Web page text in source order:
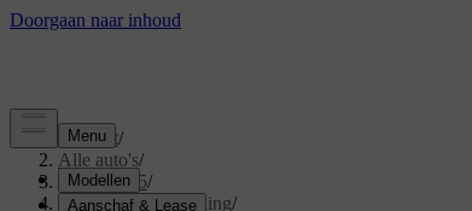
Support/
Alle auto's/
EX40 2025/
Gebruikershandleiding/